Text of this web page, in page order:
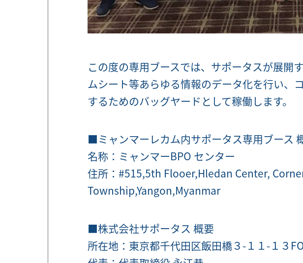
この度の専用ブースでは、サポータスが展開
ムシート等あらゆる情報のデータ化を行い、
するためのバッグヤードとして稼働します。
■ミャンマーレカム内サポータス専用ブース
名称：ミャンマーBPO センター
住所：#515,5th Flooer,Hledan Center,
Township,Yangon,Myanmar
■株式会社サポータス 概要
所在地：東京都千代田区飯田橋３-１１-１３